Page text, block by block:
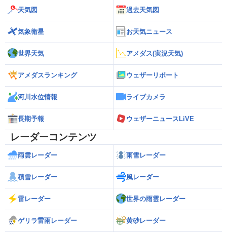
天気図 過去天気図
気象衛星 お天気ニュース
世界天気 アメダス(実況天気)
アメダスランキング ウェザーリポート
河川水位情報 ライブカメラ
長期予報 ウェザーニュースLiVE
レーダーコンテンツ
雨雲レーダー 雨雪レーダー
積雪レーダー 風レーダー
雷レーダー 世界の雨雲レーダー
ゲリラ雷雨レーダー 黄砂レーダー